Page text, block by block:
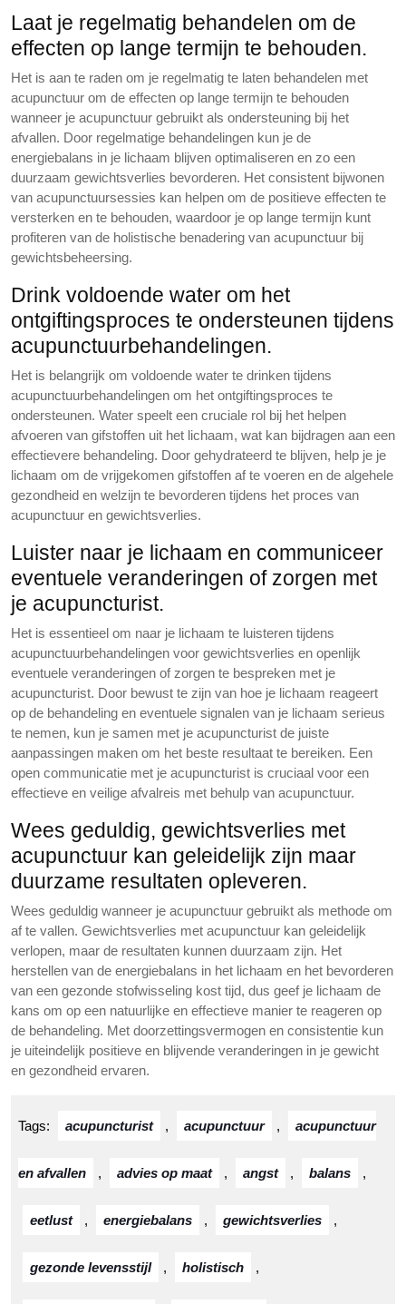
Laat je regelmatig behandelen om de
effecten op lange termijn te behouden.
Het is aan te raden om je regelmatig te laten behandelen met
acupunctuur om de effecten op lange termijn te behouden
wanneer je acupunctuur gebruikt als ondersteuning bij het
afvallen. Door regelmatige behandelingen kun je de
energiebalans in je lichaam blijven optimaliseren en zo een
duurzaam gewichtsverlies bevorderen. Het consistent bijwonen
van acupunctuursessies kan helpen om de positieve effecten te
versterken en te behouden, waardoor je op lange termijn kunt
profiteren van de holistische benadering van acupunctuur bij
gewichtsbeheersing.
Drink voldoende water om het
ontgiftingsproces te ondersteunen tijdens
acupunctuurbehandelingen.
Het is belangrijk om voldoende water te drinken tijdens
acupunctuurbehandelingen om het ontgiftingsproces te
ondersteunen. Water speelt een cruciale rol bij het helpen
afvoeren van gifstoffen uit het lichaam, wat kan bijdragen aan een
effectievere behandeling. Door gehydrateerd te blijven, help je je
lichaam om de vrijgekomen gifstoffen af te voeren en de algehele
gezondheid en welzijn te bevorderen tijdens het proces van
acupunctuur en gewichtsverlies.
Luister naar je lichaam en communiceer
eventuele veranderingen of zorgen met
je acupuncturist.
Het is essentieel om naar je lichaam te luisteren tijdens
acupunctuurbehandelingen voor gewichtsverlies en openlijk
eventuele veranderingen of zorgen te bespreken met je
acupuncturist. Door bewust te zijn van hoe je lichaam reageert
op de behandeling en eventuele signalen van je lichaam serieus
te nemen, kun je samen met je acupuncturist de juiste
aanpassingen maken om het beste resultaat te bereiken. Een
open communicatie met je acupuncturist is cruciaal voor een
effectieve en veilige afvalreis met behulp van acupunctuur.
Wees geduldig, gewichtsverlies met
acupunctuur kan geleidelijk zijn maar
duurzame resultaten opleveren.
Wees geduldig wanneer je acupunctuur gebruikt als methode om
af te vallen. Gewichtsverlies met acupunctuur kan geleidelijk
verlopen, maar de resultaten kunnen duurzaam zijn. Het
herstellen van de energiebalans in het lichaam en het bevorderen
van een gezonde stofwisseling kost tijd, dus geef je lichaam de
kans om op een natuurlijke en effectieve manier te reageren op
de behandeling. Met doorzettingsvermogen en consistentie kun
je uiteindelijk positieve en blijvende veranderingen in je gewicht
en gezondheid ervaren.
Tags: acupuncturist , acupunctuur , acupunctuur
en afvallen , advies op maat , angst , balans ,
eetlust , energiebalans , gewichtsverlies ,
gezonde levensstijl , holistisch ,